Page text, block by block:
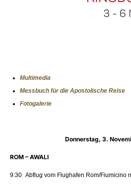
Multimedia
Messbuch für die Apostolische Reise
Fotogalerie
Donnerstag, 3.
ROM – AWALI
9:30 Abflug vom Flughafen Rom/Fiumicino